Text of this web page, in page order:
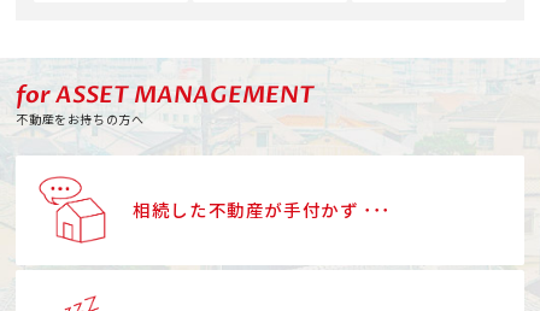
for ASSET MANAGEMENT
不動産をお持ちの方へ
相続した不動産が手付かず ･･･